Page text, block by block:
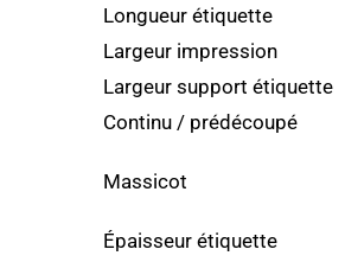
Longueur étiquette
Largeur impression
Largeur support étiquette
Continu / prédécoupé
Massicot
Épaisseur étiquette